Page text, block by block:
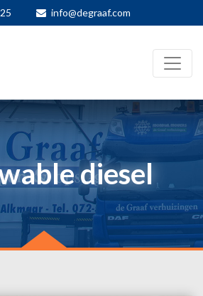
info@degraaf.com
diesel